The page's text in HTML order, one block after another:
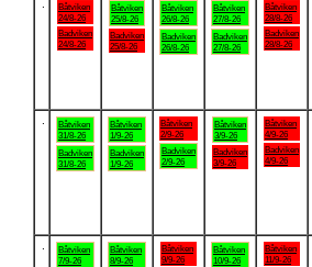
Båtviken
24/8-26
Badviken
24/8-26
Båtviken
25/8-26
Badviken
25/8-26
Båtviken
26/8-26
Badviken
26/8-26
Båtviken
27/8-26
Badviken
27/8-26
Båtviken
28/8-26
Badviken
28/8-26
Båtviken
31/8-26
Badviken
31/8-26
Båtviken
1/9-26
Badviken
1/9-26
Båtviken
2/9-26
Badviken
2/9-26
Båtviken
3/9-26
Badviken
3/9-26
Båtviken
4/9-26
Badviken
4/9-26
Båtviken
7/9-26
Båtviken
8/9-26
Båtviken
9/9-26
Båtviken
10/9-26
Båtviken
11/9-26